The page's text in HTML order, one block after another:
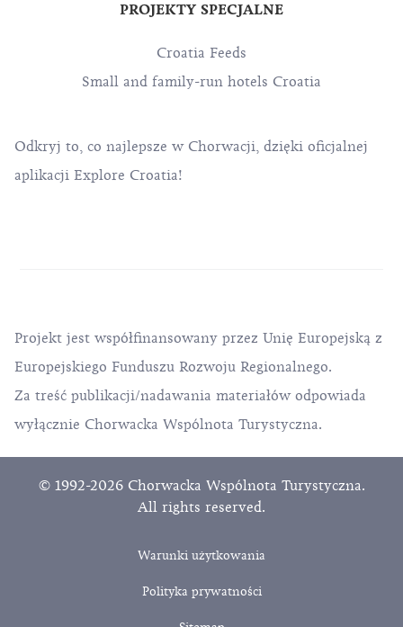
PROJEKTY SPECJALNE
Croatia Feeds
Small and family-run hotels Croatia
Odkryj to, co najlepsze w Chorwacji, dzięki oficjalnej
aplikacji Explore Croatia!
Projekt jest współfinansowany przez Unię Europejską z
Europejskiego Funduszu Rozwoju Regionalnego.
Za treść publikacji/nadawania materiałów odpowiada
wyłącznie Chorwacka Wspólnota Turystyczna.
© 1992-2026 Chorwacka Wspólnota Turystyczna.
All rights reserved.
Warunki użytkowania
Polityka prywatności